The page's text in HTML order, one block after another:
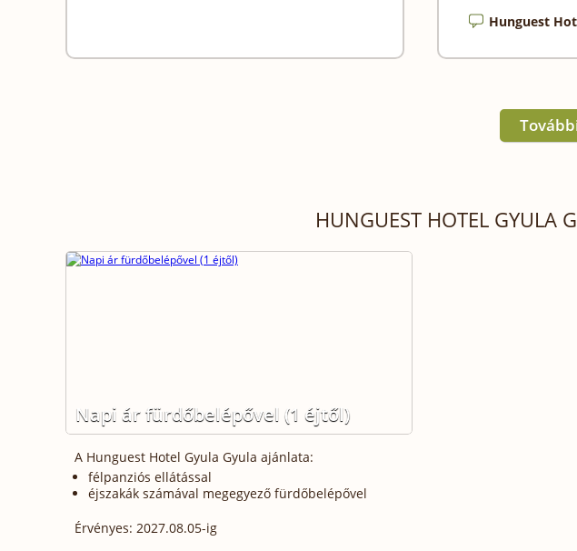
Hunguest
HUNGUEST HOTEL GYULA
Napi ár fürdőbelépővel (1 éjtől)
A Hunguest Hotel Gyula Gyula ajánlata:
félpanziós ellátással
éjszakák számával megegyező fürdőbelépővel
Érvényes: 2027.08.05-ig